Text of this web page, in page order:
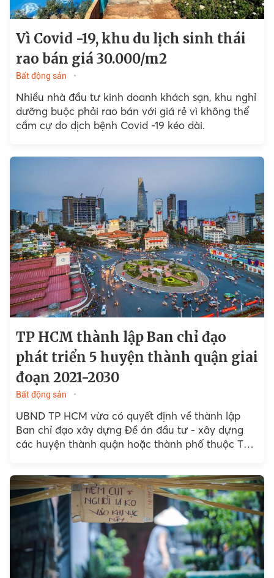
Vì Covid -19, khu du lịch sinh thái
rao bán giá 30.000/m2
Bất động sản
Nhiều nhà đầu tư kinh doanh khách sạn, khu nghỉ
dưỡng buộc phải rao bán với giá rẻ vì không thể
cầm cự do dịch bệnh Covid -19 kéo dài.
TP HCM thành lập Ban chỉ đạo
phát triển 5 huyện thành quận giai
đoạn 2021-2030
Bất động sản
UBND TP HCM vừa có quyết định về thành lập
Ban chỉ đạo xây dựng Đề án đầu tư - xây dựng
các huyện thành quận hoặc thành phố thuộc TP